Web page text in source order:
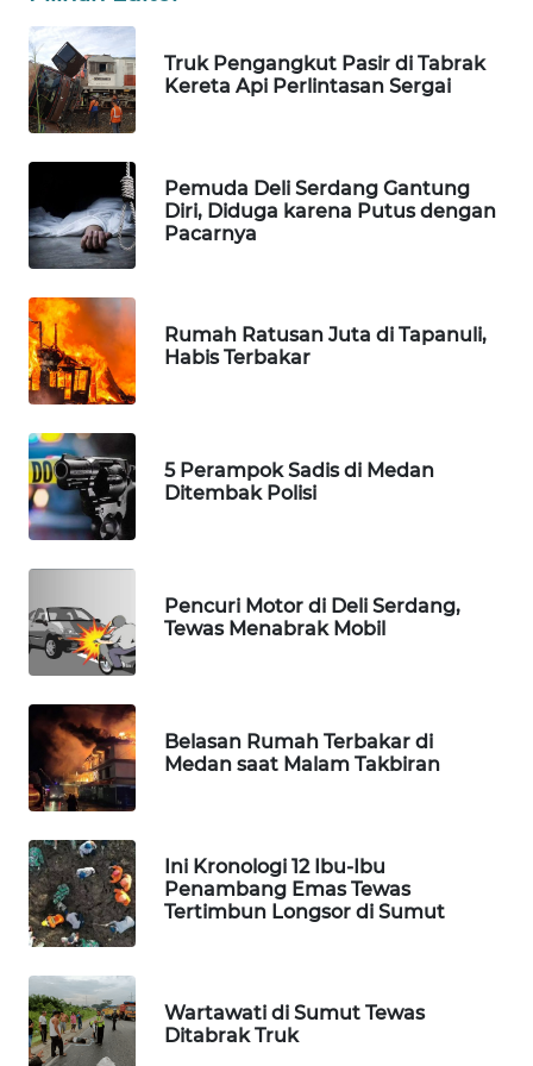
Truk Pengangkut Pasir di Tabrak
Kereta Api Perlintasan Sergai
Pemuda Deli Serdang Gantung
Diri, Diduga karena Putus dengan
Pacarnya
Rumah Ratusan Juta di Tapanuli,
Habis Terbakar
5 Perampok Sadis di Medan
Ditembak Polisi
Pencuri Motor di Deli Serdang,
Tewas Menabrak Mobil
Belasan Rumah Terbakar di
Medan saat Malam Takbiran
Ini Kronologi 12 Ibu-Ibu
Penambang Emas Tewas
Tertimbun Longsor di Sumut
Wartawati di Sumut Tewas
Ditabrak Truk
KOPEKLIN
PORTAL
KONSUMEN
ALPERKLINAS
TAMBANG
NEWS
SITUNGIR
NEWS
SIDIKALANG
NEWS
SIBARAGAS
NEWS
SIANTAR
NEWS
METRO
MEDAN
NEWS
METRO
JAKARTA
NEWS
KRT
NEWS